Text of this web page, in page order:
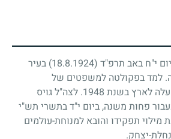
י"ח באב תרפ"ד (18.8.1924)
בעיר
למד בפקולטה למשפטים של
עלה לארץ בשנת 1948. לצה"ל גויס
פחות משנה, ביום י"ד בתשרי תש"י
מילוי תפקידו והובא למנוחת-עולמים
יצחק.